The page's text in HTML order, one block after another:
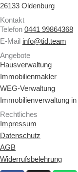
26133 Oldenburg
Kontakt
Telefon 0441 99864368
E-Mail info@tid.team
Angebote
Hausverwaltung
Immobilienmakler
WEG-Verwaltung
Immobilienverwaltung
Rechtliches
Impressum
Datenschutz
AGB
Widerrufsbelehrung